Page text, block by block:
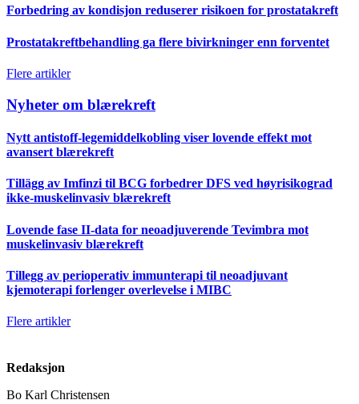
Forbedring av kondisjon reduserer risikoen for prostatakreft
Prostatakreftbehandling ga flere bivirkninger enn forventet
Flere artikler
Nyheter om blærekreft
Nytt antistoff-legemiddelkobling viser lovende effekt mot
avansert blærekreft
Tillägg av Imfinzi til BCG forbedrer DFS ved høyrisikograd
ikke-muskelinvasiv blærekreft
Lovende fase II-data for neoadjuverende Tevimbra mot
muskelinvasiv blærekreft
Tillegg av perioperativ immunterapi til neoadjuvant
kjemoterapi forlenger overlevelse i MIBC
Flere artikler
Redaksjon
Bo Karl Christensen